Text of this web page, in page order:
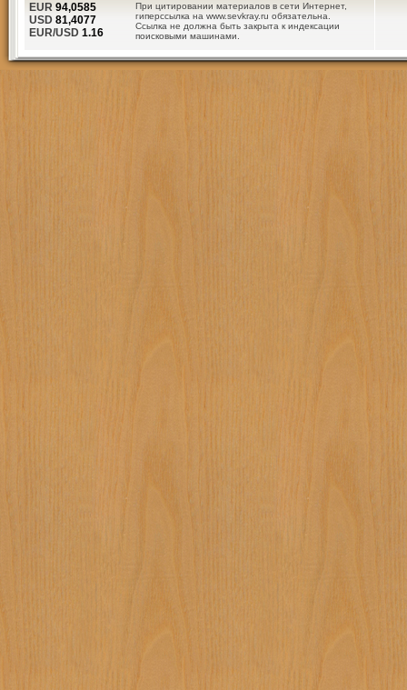
При цитировании материалов в сети Интернет,
гиперссылка на www.sevkray.ru обязательна.
Ссылка не должна быть закрыта к индексации
поисковыми машинами.
EUR 94,0585
USD 81,4077
EUR/USD 1.16